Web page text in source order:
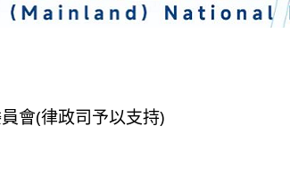
會(律政司予以支持)